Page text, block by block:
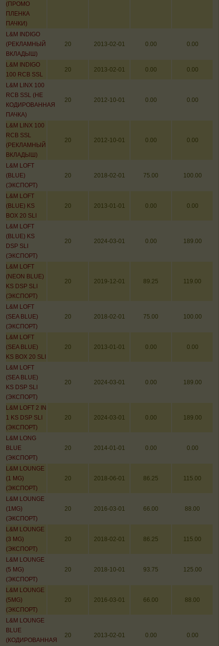
(ПРОМО
ПЛЕНКА
ПАЧКИ)
L&M INDIGO
(РЕКЛАМНЫЙ
ВКЛАДЫШ)
20 2013-02-01 0.00 0.00
L&M INDIGO
100 RCB SSL
20 2013-02-01 0.00 0.00
L&M LINX 100
RCB SSL (НЕ
КОДИРОВАННАЯ
ПАЧКА)
20 2012-10-01 0.00 0.00
L&M LINX 100
RCB SSL
(РЕКЛАМНЫЙ
ВКЛАДЫШ)
20 2012-10-01 0.00 0.00
L&M LOFT
(BLUE)
(ЭКСПОРТ)
20 2018-02-01 75.00 100.00
L&M LOFT
(BLUE) KS
BOX 20 SLI
20 2013-01-01 0.00 0.00
L&M LOFT
(BLUE) KS
DSP SLI
(ЭКСПОРТ)
20 2024-03-01 0.00 189.00
L&M LOFT
(NEON BLUE)
KS DSP SLI
(ЭКСПОРТ)
20 2019-12-01 89.25 119.00
L&M LOFT
(SEA BLUE)
(ЭКСПОРТ)
20 2018-02-01 75.00 100.00
L&M LOFT
(SEA BLUE)
KS BOX 20 SLI
20 2013-01-01 0.00 0.00
L&M LOFT
(SEA BLUE)
KS DSP SLI
(ЭКСПОРТ)
20 2024-03-01 0.00 189.00
L&M LOFT 2 IN
1 KS DSP SLI
(ЭКСПОРТ)
20 2024-03-01 0.00 189.00
L&M LONG
BLUE
(ЭКСПОРТ)
20 2014-01-01 0.00 0.00
L&M LOUNGE
(1 MG)
(ЭКСПОРТ)
20 2018-06-01 86.25 115.00
L&M LOUNGE
(1MG)
(ЭКСПОРТ)
20 2016-03-01 66.00 88.00
L&M LOUNGE
(3 MG)
(ЭКСПОРТ)
20 2018-02-01 86.25 115.00
L&M LOUNGE
(5 MG)
(ЭКСПОРТ)
20 2018-10-01 93.75 125.00
L&M LOUNGE
(5MG)
(ЭКСПОРТ)
20 2016-03-01 66.00 88.00
L&M LOUNGE
BLUE
(КОДИРОВАННАЯ
20 2013-02-01 0.00 0.00